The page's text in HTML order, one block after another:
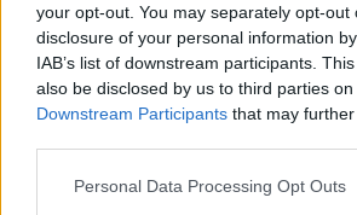
your opt-out. You may separately opt-out
disclosure of your personal information
IAB’s list of downstream participants.
also be disclosed by us to third parties on
Downstream Participants that may
Personal Data Processing Opt Outs